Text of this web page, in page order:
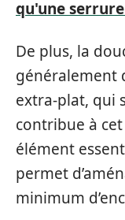
qu'une
De plus, la
généralement
extra-plat, qui
contribue à
élément
permet
minimum